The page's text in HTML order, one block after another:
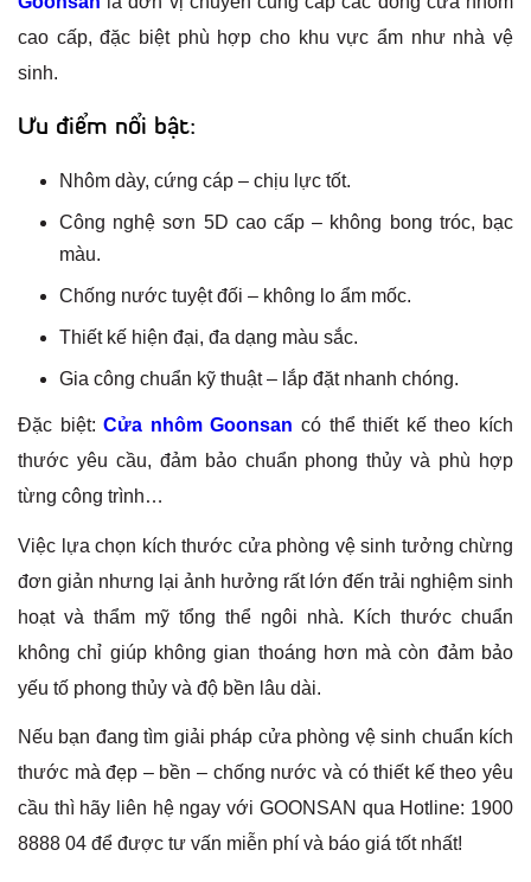
cao cấp, đặc biệt phù hợp cho khu vực ẩm như nhà vệ
sinh.
Ưu điểm nổi bật:
Nhôm dày, cứng cáp – chịu lực tốt.
Công nghệ sơn 5D cao cấp – không bong tróc, bạc
màu.
Chống nước tuyệt đối – không lo ẩm mốc.
Thiết kế hiện đại, đa dạng màu sắc.
Gia công chuẩn kỹ thuật – lắp đặt nhanh chóng.
Đặc biệt:Cửa nhôm Goonsan có thể thiết kế theo kích
thước yêu cầu, đảm bảo chuẩn phong thủy và phù hợp
từng công trình…
Việc lựa chọn kích thước cửa phòng vệ sinh tưởng chừng
đơn giản nhưng lại ảnh hưởng rất lớn đến trải nghiệm sinh
hoạt và thẩm mỹ tổng thể ngôi nhà. Kích thước chuẩn
không chỉ giúp không gian thoáng hơn mà còn đảm bảo
yếu tố phong thủy và độ bền lâu dài.
Nếu bạn đang tìm giải pháp cửa phòng vệ sinh chuẩn kích
thước mà đẹp – bền – chống nước và có thiết kế theo yêu
cầu thì hãy liên hệ ngay với GOONSAN qua Hotline: 1900
8888 04 để được tư vấn miễn phí và báo giá tốt nhất!